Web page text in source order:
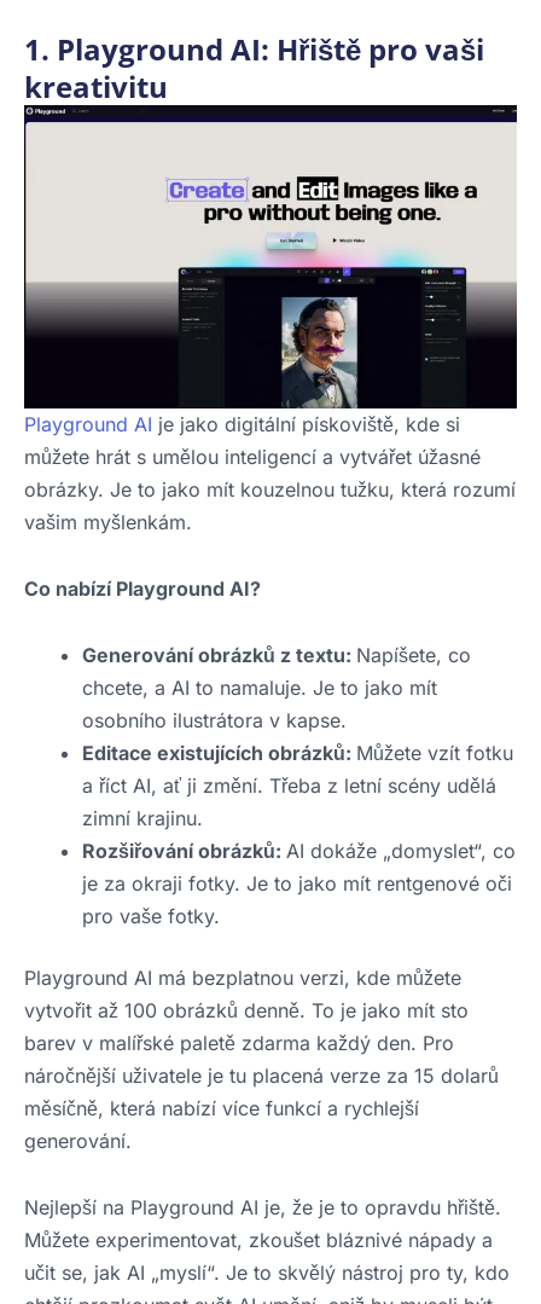
1. Playground AI: Hřiště pro vaši
kreativitu
Playground AI je jako digitální pískoviště, kde si
můžete hrát s umělou inteligencí a vytvářet úžasné
obrázky. Je to jako mít kouzelnou tužku, která rozumí
vašim myšlenkám.
Co nabízí Playground AI?
Generování obrázků z textu: Napíšete, co
chcete, a AI to namaluje. Je to jako mít
osobního ilustrátora v kapse.
Editace existujících obrázků: Můžete vzít fotku
a říct AI, ať ji změní. Třeba z letní scény udělá
zimní krajinu.
Rozšiřování obrázků: AI dokáže „domyslet“, co
je za okraji fotky. Je to jako mít rentgenové oči
pro vaše fotky.
Playground AI má bezplatnou verzi, kde můžete
vytvořit až 100 obrázků denně. To je jako mít sto
barev v malířské paletě zdarma každý den. Pro
náročnější uživatele je tu placená verze za 15 dolarů
měsíčně, která nabízí více funkcí a rychlejší
generování.
Nejlepší na Playground AI je, že je to opravdu hřiště.
Můžete experimentovat, zkoušet bláznivé nápady a
učit se, jak AI „myslí“. Je to skvělý nástroj pro ty, kdo